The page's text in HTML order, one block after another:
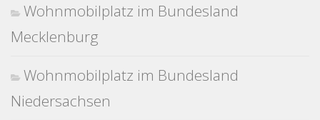
Wohnmobilplatz im Bundesland
Mecklenburg
Wohnmobilplatz im Bundesland
Niedersachsen